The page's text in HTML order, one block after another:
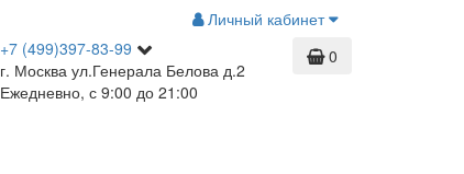
Личный кабинет
+7 (499)397-83-99
г. Москва ул.Генерала Белова д.2
Ежедневно, с 9:00 до 21:00
0